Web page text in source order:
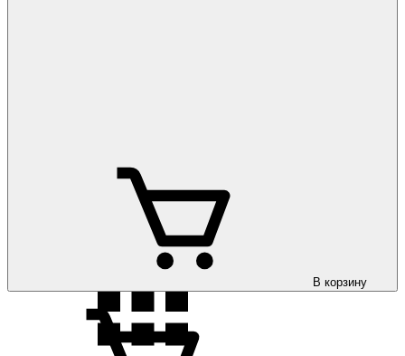
Hyundai Sonata NF/5 2005-2010
В корзину